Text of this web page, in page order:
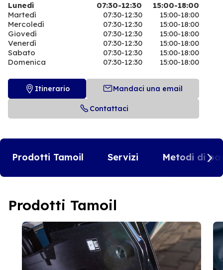
Lunedì
07:30-12:30
15:00-18:00
Martedì
07:30-12:30
15:00-18:00
Mercoledì
07:30-12:30
15:00-18:00
Giovedì
07:30-12:30
15:00-18:00
Venerdì
07:30-12:30
15:00-18:00
Sabato
07:30-12:30
15:00-18:00
Domenica
07:30-12:30 15:00-18:00
Itinerario Mandaci una email
Contattaci
Prodotti Tamoil Servizi Metodi di
Prodotti Tamoil